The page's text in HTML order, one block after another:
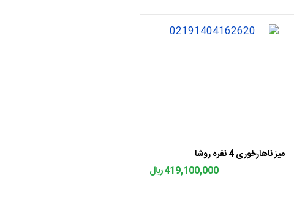
میز ناهارخوری 4 نفره روشا
419,100,000 ﷼